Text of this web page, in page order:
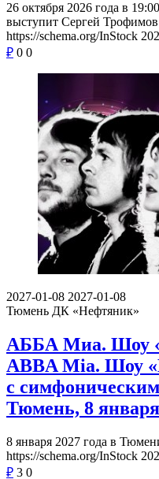
26 октября 2026 года в
выступит Сергей
https://schema.org/InStock
₽ 0 0
2027-01-08 2027-01-08
Тюмень ДК «Нефтяник»
АББА Миа. Шоу
ABBA Mia. Шоу
с
Тюмень, 8
8 января 2027 года в
https://schema.org/InStock
₽ 3 0